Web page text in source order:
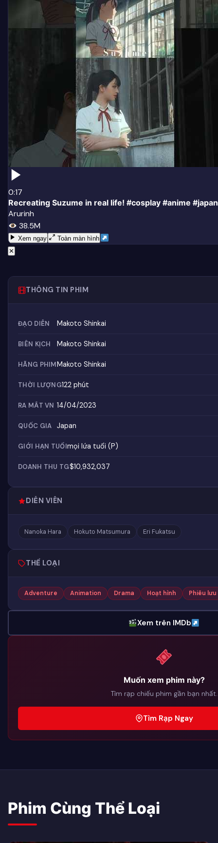
0:17
Recreating Suzume in real life! #cosplay #anime #japan
Arurinh
38.5M
Xem ngay
Toàn màn hình
✕
THÔNG TIN PHIM
ĐẠO DIỄN Makoto Shinkai
BIÊN KỊCH Makoto Shinkai
HÃNG PHIMMakoto Shinkai
THỜI LƯỢNG122 phút
RA MẮT VN 14/04/2023
QUỐC GIA Japan
GIỚI HẠN TUỔImọi lứa tuổi (P)
DOANH THU TG$10,932,037
DIỄN VIÊN
Nanoka Hara Hokuto Matsumura Eri Fukatsu
THỂ LOẠI
Adventure Animation Drama Hoạt hình Phiêu lưu
Xem trên IMDb
Muốn xem phim này?
Tìm rạp chiếu phim gần bạn nhất.
Tìm Rạp Ngay
Phim Cùng Thể Loại